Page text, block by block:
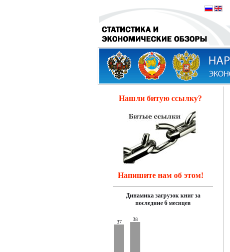
Нашли битую ссылку?
Напишите нам об этом!
Динамика загрузок книг за
последние 6 месяцев
37 38